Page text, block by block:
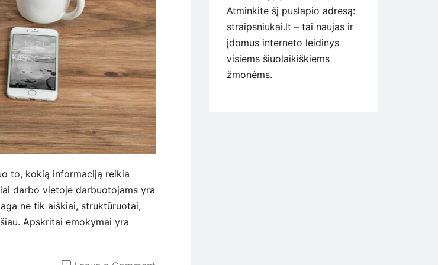
to, kokią informaciją reikia
darbo vietoje darbuotojams yra
ne tik aiškiai, struktūruotai,
Apskritai emokymai yra
Atminkite šį puslapio adresą:
straipsniukai.lt – tai naujas ir
įdomus interneto leidinys
visiems šiuolaikiškiems
žmonėms.